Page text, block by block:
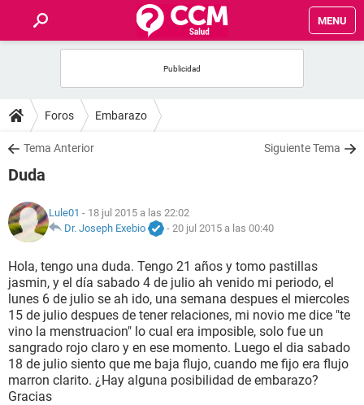
MENU
FOROS
SALUD
NUTRICIÓN
BIENESTAR
SEXUALIDAD
GLOSARIO
Foros Embarazo
Tema Anterior Siguiente Tema
Duda
Lule01 - 18 jul 2015 a las 22:02
Dr. Joseph Exebio
- 20 jul 2015 a las 00:40
Hola, tengo una duda. Tengo 21 años y tomo pastillas
jasmin, y el día sabado 4 de julio ah venido mi periodo, el
lunes 6 de julio se ah ido, una semana despues el miercoles
15 de julio despues de tener relaciones, mi novio me dice "te
vino la menstruacion" lo cual era imposible, solo fue un
sangrado rojo claro y en ese momento. Luego el dia sabado
18 de julio siento que me baja flujo, cuando me fijo era flujo
marron clarito. ¿Hay alguna posibilidad de embarazo?
Gracias